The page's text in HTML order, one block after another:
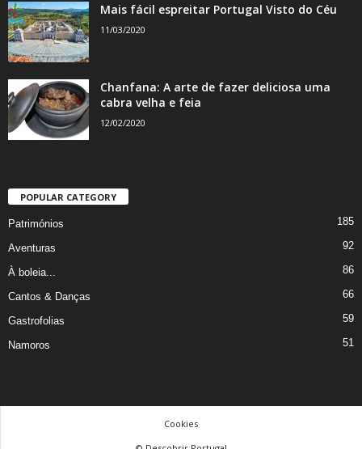
Mais fácil espreitar Portugal Visto do Céu
11/03/2020
Chanfana: A arte de fazer deliciosa uma
cabra velha e feia
12/02/2020
POPULAR CATEGORY
Patrimónios 185
Aventuras 92
À boleia... 86
Cantos & Danças 66
Gastrofolias 59
Namoros 51
Cookies